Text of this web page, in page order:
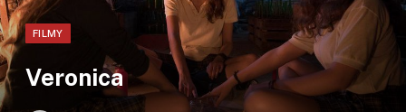
FILMY
Veronica